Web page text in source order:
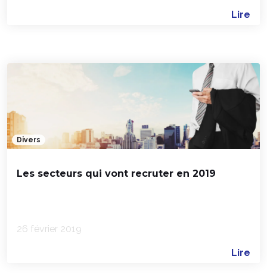
Lire
Divers
Les secteurs qui vont recruter en 2019
26 février 2019
Lire